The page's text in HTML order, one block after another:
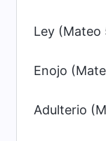
Ley (Mateo
Enojo
Adulterio